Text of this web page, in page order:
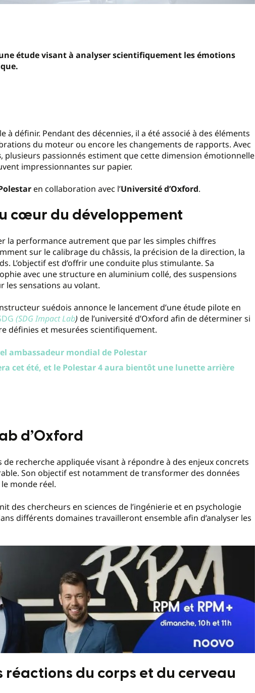
étude visant à analyser scientifiquement les émotions
définir. Pendant des décennies, il a été associé à des éléments
du moteur ou encore les changements de rapports. Avec
, plusieurs passionnés estiment que cette dimension émotionnelle
impressionnantes sur papier.
en collaboration avec l’Université d’Oxford.
cœur du développement
la performance autrement que par les simples chiffres
sur le calibrage du châssis, la précision de la direction, la
L’objectif est d’offrir une conduite plus stimulante. Sa
avec une structure en aluminium collé, des suspensions
les sensations au volant.
suédois annonce le lancement d’une étude pilote en
(SDG Impact Lab) de l’université d’Oxford afin de déterminer si
définies et mesurées scientifiquement.
ambassadeur mondial de Polestar
cet été, et le Polestar 4 aura bientôt une lunette arrière
d’Oxford
recherche appliquée visant à répondre à des enjeux concrets
Son objectif est notamment de transformer des données
monde réel.
des chercheurs en sciences de l’ingénierie et en psychologie
différents domaines travailleront ensemble afin d’analyser les
réactions du corps et du cerveau